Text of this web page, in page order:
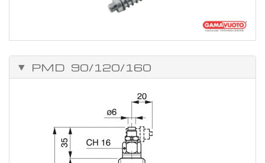
PMD 90/120/160